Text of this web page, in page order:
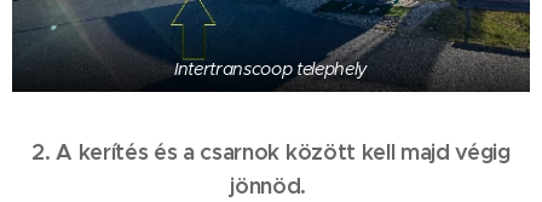
Intertranscoop telephely
2. A kerítés és a csarnok között kell majd végig
jönnöd.